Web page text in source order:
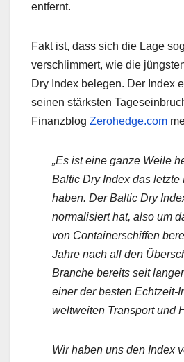
entfernt.
Fakt ist, dass sich die Lage
verschlimmert, wie die
Dry Index belegen. Der Index
seinen stärksten
Finanzblog Zerohedge.com
„Es ist eine ganze Weile
Baltic Dry Index das letzte
haben. Der Baltic Dry
normalisiert hat, also um
von Containerschiffen
Jahre nach all den
Branche bereits seit
einer der besten Echtzeit-
weltweiten Transport und
Wir haben uns den Index